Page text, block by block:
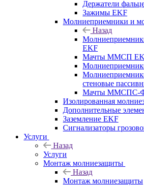
Держатели
Зажимы EKF
Молниеприемники и
Назад
EKF
Мачты ММСП
стеновые
Мачты ММСПС-
Изолированная
Дополнительные
Заземление EKF
Сигнализаторы
Услуги
Назад
Услуги
Монтаж молниезащиты
Назад
Монтаж молниезащиты